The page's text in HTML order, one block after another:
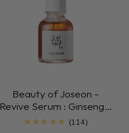
Beauty of Joseon -
Revive Serum : Ginseng +
Snail Mucin(114)114